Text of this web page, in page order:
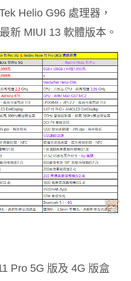
Helio G96 處理器，
新 MIUI 13 軟體版本。
Pro 5G 版及 4G 版盒